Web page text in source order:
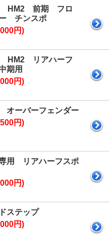
HM2 前期 フロ
チンスポ
円)
HM2 リアハーフ
期用
円)
ーバーフェンダー
円)
用 リアハーフスポ
円)
ステップ
円)